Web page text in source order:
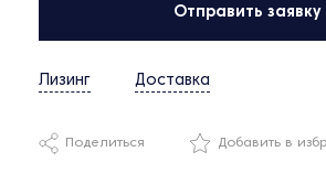
Отправить заявку
Лизинг Доставка
Поделиться Добавить в